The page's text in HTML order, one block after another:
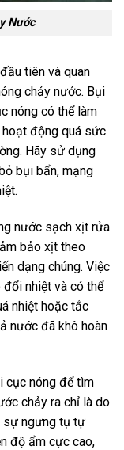
Nước
tiên và quan
chảy nước. Bụi
nóng có thể làm
hoạt động quá sức
Hãy sử dụng
bụi bẩn, mạng
nước sạch xịt rửa
bảo xịt theo
dạng chúng. Việc
nhiệt và có thể
nhiệt hoặc tắc
nước đã khô hoàn
cục nóng để tìm
chảy ra chỉ là do
sự ngưng tụ tự
độ ẩm cực cao,